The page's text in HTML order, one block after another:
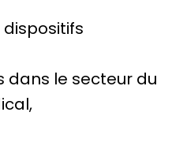
dans le secteur du